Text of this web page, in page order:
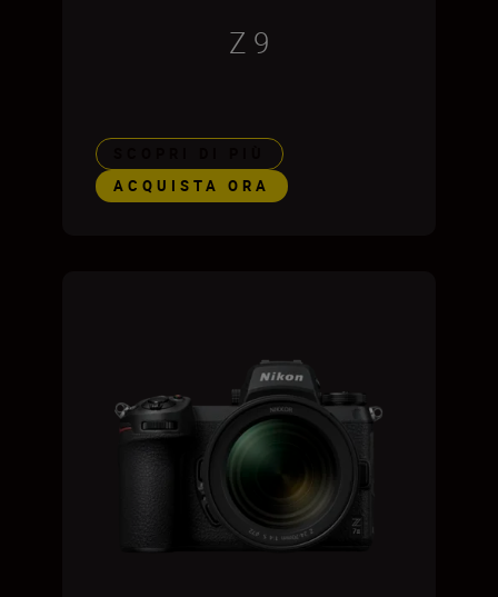
Z 9
ACQUISTA ORA